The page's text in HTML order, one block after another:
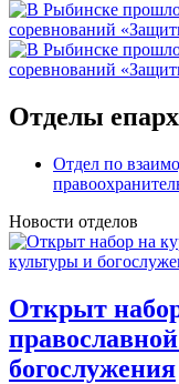
Отделы
Отдел по
Новости отделов
Открыт
богослужения